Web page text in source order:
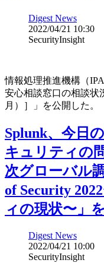
Digest News
2022/04/21 10:30
SecurityInsight
情報処理推進機構（
安心相談窓口の相談状
月）］」を公開した。
Splunk、今日
キュリティの
次グローバル
of Security
ィの現状〜」
Digest News
2022/04/21 10:00
SecurityInsight